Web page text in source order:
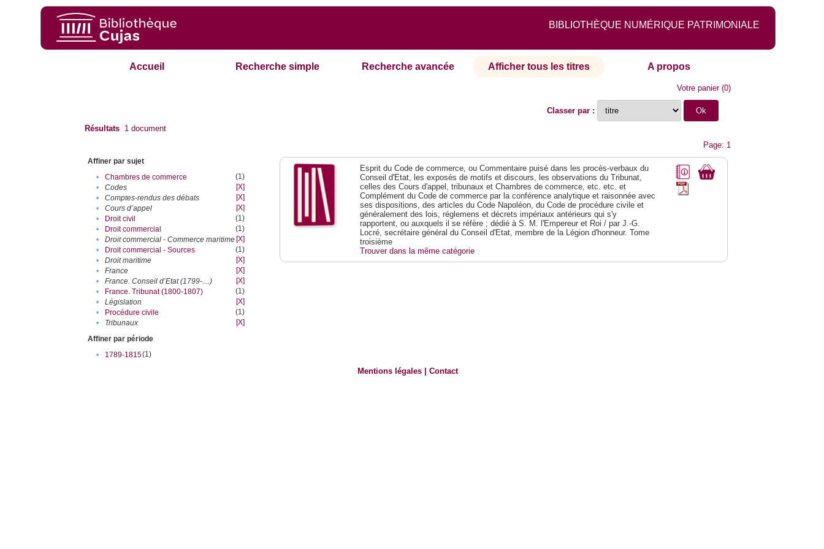
BIBLIOTHÈQUE NUMÉRIQUE PATRIMONIALE
Accueil Recherche simple Recherche avancée Afficher tous les titres A propos
Votre panier(0)
Classer par :
Résultats 1 document
Page: 1
Affiner par sujet
•
Chambres de commerce
(1)
•
Codes
[X]
•
Comptes-rendus des débats
[X]
•
Cours d’appel
[X]
•
Droit civil
(1)
•
Droit commercial
(1)
•
Droit commercial - Commerce maritime [X]
•
Droit commercial - Sources
(1)
•
Droit maritime
[X]
•
France
[X]
•
France. Conseil d’Etat (1799-....)
[X]
•
France. Tribunat (1800-1807)
(1)
•
Législation
[X]
•
Procédure civile
(1)
•
Tribunaux
[X]
Affiner par période
•
1789-1815(1)
Esprit du Code de commerce, ou Commentaire puisé dans les procès-verbaux du
Conseil d'Etat, les exposés de motifs et discours, les observations du Tribunat,
celles des Cours d'appel, tribunaux et Chambres de commerce, etc. etc. et
Complément du Code de commerce par la conférence analytique et raisonnée avec
ses dispositions, des articles du Code Napoléon, du Code de procédure civile et
généralement des lois, réglemens et décrets impériaux antérieurs qui s'y
rapportent, ou auxquels il se réfère ; dédié à S. M. l'Empereur et Roi / par J.-G.
Locré, secrétaire général du Conseil d'Etat, membre de la Légion d'honneur. Tome
troisième
Trouver dans la même catégorie
Mentions légales |Contact